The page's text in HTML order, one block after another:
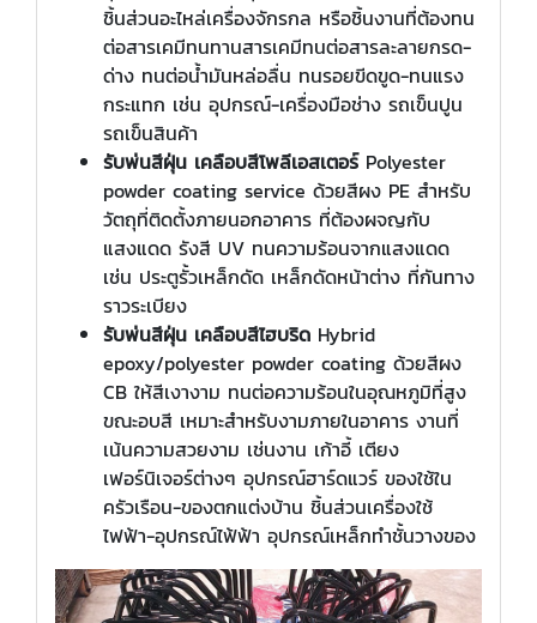
ชิ้นส่วนอะไหล่เครื่องจักรกล หรือชิ้นงานที่ต้องทน
ต่อสารเคมีทนทานสารเคมีทนต่อสารละลายกรด-
ด่าง ทนต่อน้ำมันหล่อลื่น ทนรอยขีดขูด-ทนแรง
กระแทก เช่น อุปกรณ์-เครื่องมือช่าง รถเข็นปูน
รถเข็นสินค้า
รับพ่นสีฝุ่น เคลือบสีโพลีเอสเตอร์Polyester
powder coating service ด้วยสีผง PE สำหรับ
วัตถุที่ติดตั้งภายนอกอาคาร ที่ต้องผจญกับ
แสงแดด รังสี UV ทนความร้อนจากแสงแดด
เช่น ประตูรั้วเหล็กดัด เหล็กดัดหน้าต่าง ที่กันทาง
ราวระเบียง
รับพ่นสีฝุ่น เคลือบสีไฮบริด Hybrid
epoxy/polyester powder coating ด้วยสีผง
CB ให้สีเงางาม ทนต่อความร้อนในอุณหภูมิที่สูง
ขณะอบสี เหมาะสำหรับงามภายในอาคาร งานที่
เน้นความสวยงาม เช่นงาน เก้าอี้ เตียง
เฟอร์นิเจอร์ต่างๆ อุปกรณ์ฮาร์ดแวร์ ของใช้ใน
ครัวเรือน-ของตกแต่งบ้าน ชิ้นส่วนเครื่องใช้
ไฟฟ้า-อุปกรณ์ไฟ้ฟ้า อุปกรณ์เหล็กทำชั้นวางของ